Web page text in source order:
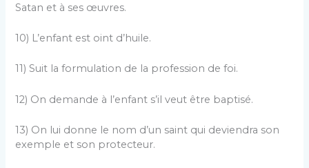
Satan et à ses œuvres.
10) L’enfant est oint d’huile.
11) Suit la formulation de la profession de foi.
12) On demande à l’enfant s’il veut être baptisé.
13) On lui donne le nom d’un saint qui deviendra son
exemple et son protecteur.